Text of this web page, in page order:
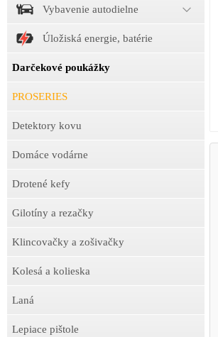
Vybavenie autodielne
Úložiská energie, batérie
Darčekové poukážky
PROSERIES
Detektory kovu
Domáce vodárne
Drotené kefy
Gilotíny a rezačky
Klincovačky a zošivačky
Kolesá a kolieska
Laná
Lepiace pištole